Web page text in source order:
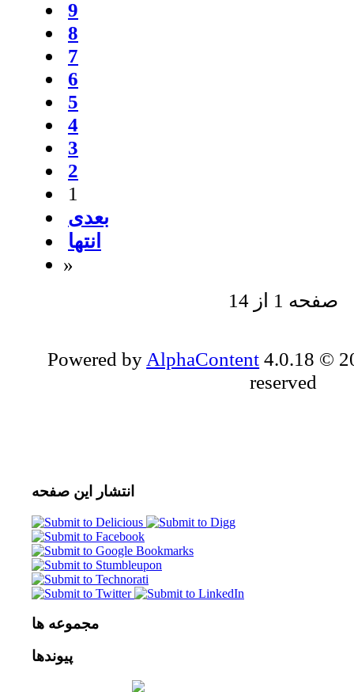
9
8
7
6
5
4
3
2
1
بعدی
انتها
»
صفحه 1 از 14
Powered by AlphaContent 4.0.18 ©
reserved
انتشار این صفحه
مجموعه ها
پیوندها